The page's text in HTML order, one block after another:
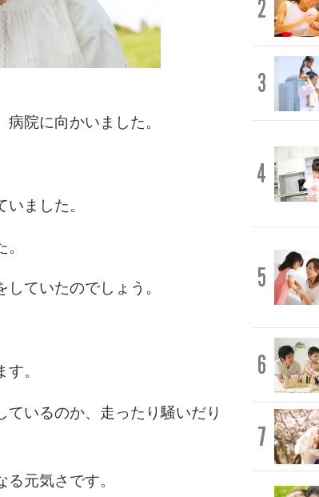
院に向かいました。
ました。
ていたのでしょう。
。
いるのか、走ったり騒いだり
元気さです。
2
3
4
5
6
7